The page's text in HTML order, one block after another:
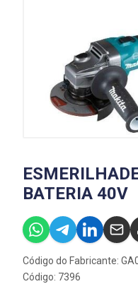
BATERIA 40V
Código do Fabricante:
Código: 7396